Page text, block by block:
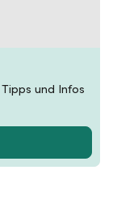
und Infos